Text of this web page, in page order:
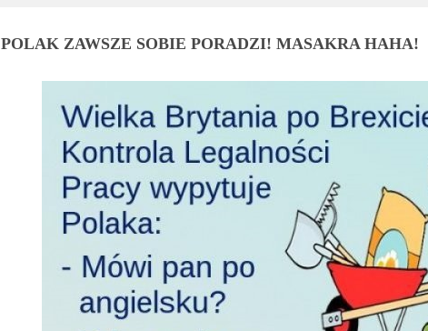
POLAK ZAWSZE SOBIE PORADZI! MASAKRA HAHA!